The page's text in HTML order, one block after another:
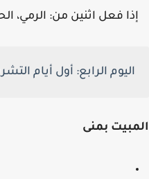
فعل اثنين من: الرمي،
اليوم الرابع:أول أيام التشريق
بمنى